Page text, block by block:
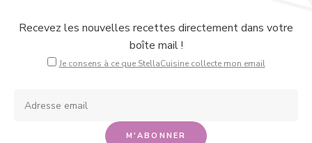
Recevez les nouvelles recettes directement dans votre
boîte mail !
Je consens à ce que StellaCuisine collecte mon email